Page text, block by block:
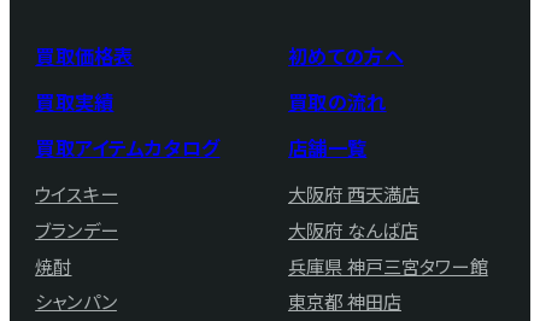
買取価格表
買取実績
買取アイテムカタログ
ウイスキー
ブランデー
焼酎
シャンパン
初めての方へ
買取の流れ
店舗一覧
大阪府 西天満店
大阪府 なんば店
兵庫県 神戸三宮タワー館
東京都 神田店